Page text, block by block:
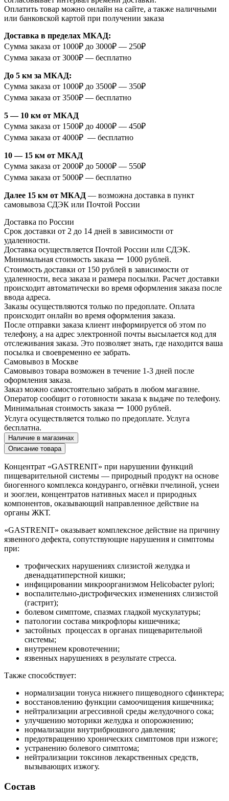
Оплатить товар можно онлайн на сайте, а также наличными
или банковской картой при получении заказа
Доставка в пределах МКАД:
Сумма заказа от 1000₽ до 3000₽ — 250₽
Сумма заказа от 3000₽ — бесплатно
До 5 км за МКАД:
Сумма заказа от 1000₽ до 3500₽ — 350₽
Сумма заказа от 3500₽ — бесплатно
5 — 10 км от МКАД
Сумма заказа от 1500₽ до 4000₽ — 450₽
Сумма заказа от 4000₽ — бесплатно
10 — 15 км от МКАД
Сумма заказа от 2000₽ до 5000₽ — 550₽
Сумма заказа от 5000₽ — бесплатно
Далее 15 км от МКАД — возможна доставка в пункт
самовывоза СДЭК или Почтой России
Доставка по России
Срок доставки от 2 до 14 дней в зависимости от
удаленности.
Доставка осуществляется Почтой России или СДЭК.
Минимальная стоимость заказа ー 1000 рублей.
Стоимость доставки от 150 рублей в зависимости от
удаленности, веса заказа и размера посылки. Расчет доставки
происходит автоматически во время оформления заказа после
ввода адреса.
Заказы осуществляются только по предоплате. Оплата
происходит онлайн во время оформления заказа.
После отправки заказа клиент информируется об этом по
телефону, а на адрес электронной почты высылается код для
отслеживания заказа. Это позволяет знать, где находится ваша
посылка и своевременно ее забрать.
Самовывоз в Москве
Самовывоз товара возможен в течение 1-3 дней после
оформления заказа.
Заказ можно самостоятельно забрать в любом магазине.
Оператор сообщит о готовности заказа к выдаче по телефону.
Минимальная стоимость заказа ー 1000 рублей.
Услуга осуществляется только по предоплате. Услуга
бесплатна.
Наличие в магазинах
Описание товара
Концентрат «GASTRENIT» при нарушении функций
пищеварительной системы — природный продукт на основе
биогенного комплекса кондуранго, огнёвки пчелиной, уснеи
и зооглеи, концентратов нативных масел и природных
компонентов, оказывающий направленное действие на
органы ЖКТ.
«GASTRENIT» оказывает комплексное действие на причину
язвенного дефекта, сопутствующие нарушения и симптомы
при:
трофических нарушениях слизистой желудка и
двенадцатиперстной кишки;
инфицировании микроорганизмом Helicobacter pylori;
воспалительно-дистрофических изменениях слизистой
(гастрит);
болевом симптоме, спазмах гладкой мускулатуры;
патологии состава микрофлоры кишечника;
застойных процессах в органах пищеварительной
системы;
внутреннем кровотечении;
язвенных нарушениях в результате стресса.
Также способствует:
нормализации тонуса нижнего пищеводного сфинктера;
восстановлению функции самоочищения кишечника;
нейтрализации агрессивной среды желудочного сока;
улучшению моторики желудка и опорожнению;
нормализации внутрибрюшного давления;
предотвращению хронических симптомов при изжоге;
устранению болевого симптома;
нейтрализации токсинов лекарственных средств,
вызывающих изжогу.
Состав